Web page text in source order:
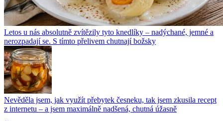
Letos u nás absolutně zvítězily tyto knedlíky – nadýchané, jemné a
nerozpadají se. S tímto přelivem chutnají božsky
Nevěděla jsem, jak využít přebytek česneku, tak jsem zkusila recept
z internetu – a jsem maximálně nadšená, chutná úžasně